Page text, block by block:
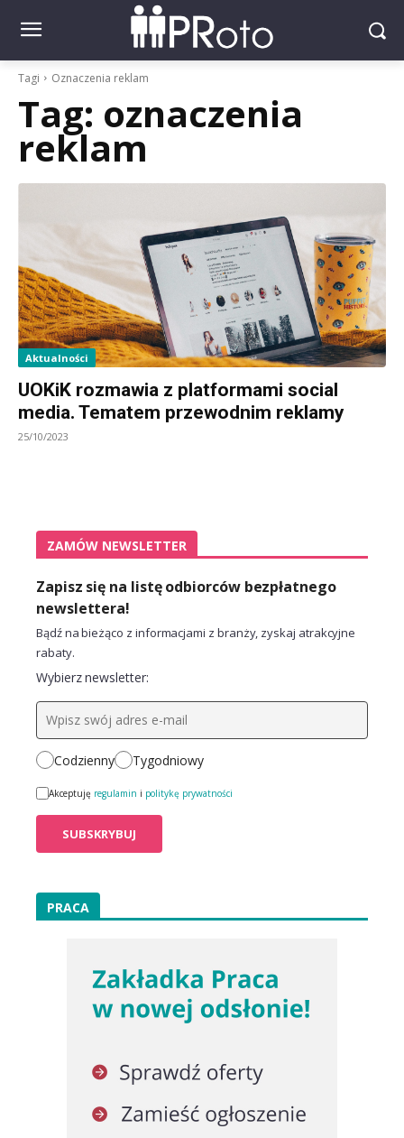
Tagi Oznaczenia reklam
Tag: oznaczenia
reklam
Aktualności
UOKiK rozmawia z platformami social
media. Tematem przewodnim reklamy
25/10/2023
ZAMÓW NEWSLETTER
Zapisz się na listę odbiorców bezpłatnego
newslettera!
Bądź na bieżąco z informacjami z branży, zyskaj atrakcyjne
rabaty.
Wybierz newsletter:
Codzienny Tygodniowy
Akceptuję regulamin i politykę prywatności
PRACA